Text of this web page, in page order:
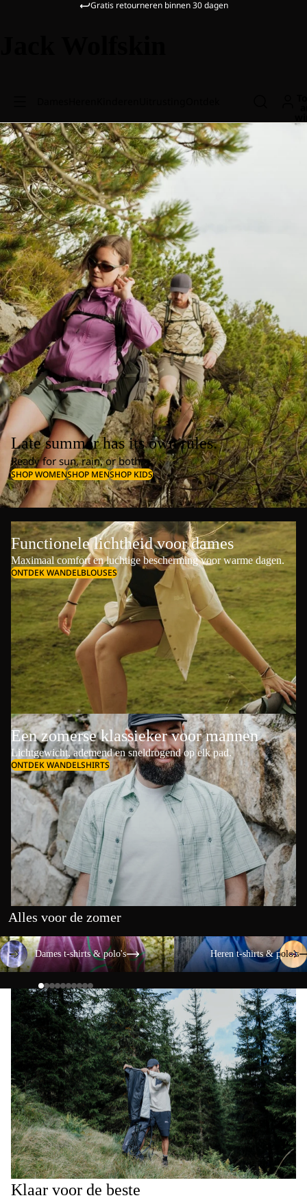
Gratis retourneren binnen 30 dagen
Late summer has its own rules.
Ready for sun, rain, or both.
SHOP WOMENSHOP MENSHOP KIDS
Functionele lichtheid voor dames
Maximaal comfort en luchtige bescherming voor warme dagen.
ONTDEK WANDELBLOUSES
Een zomerse klassieker voor mannen
Lichtgewicht, ademend en sneldrogend op elk pad.
ONTDEK WANDELSHIRTS
Alles voor de zomer
Dames t-shirts & polo's
Dames t-shirts & polo's
Heren t-shirts & polo's
Heren t-shirts & polo's
Klaar voor de beste